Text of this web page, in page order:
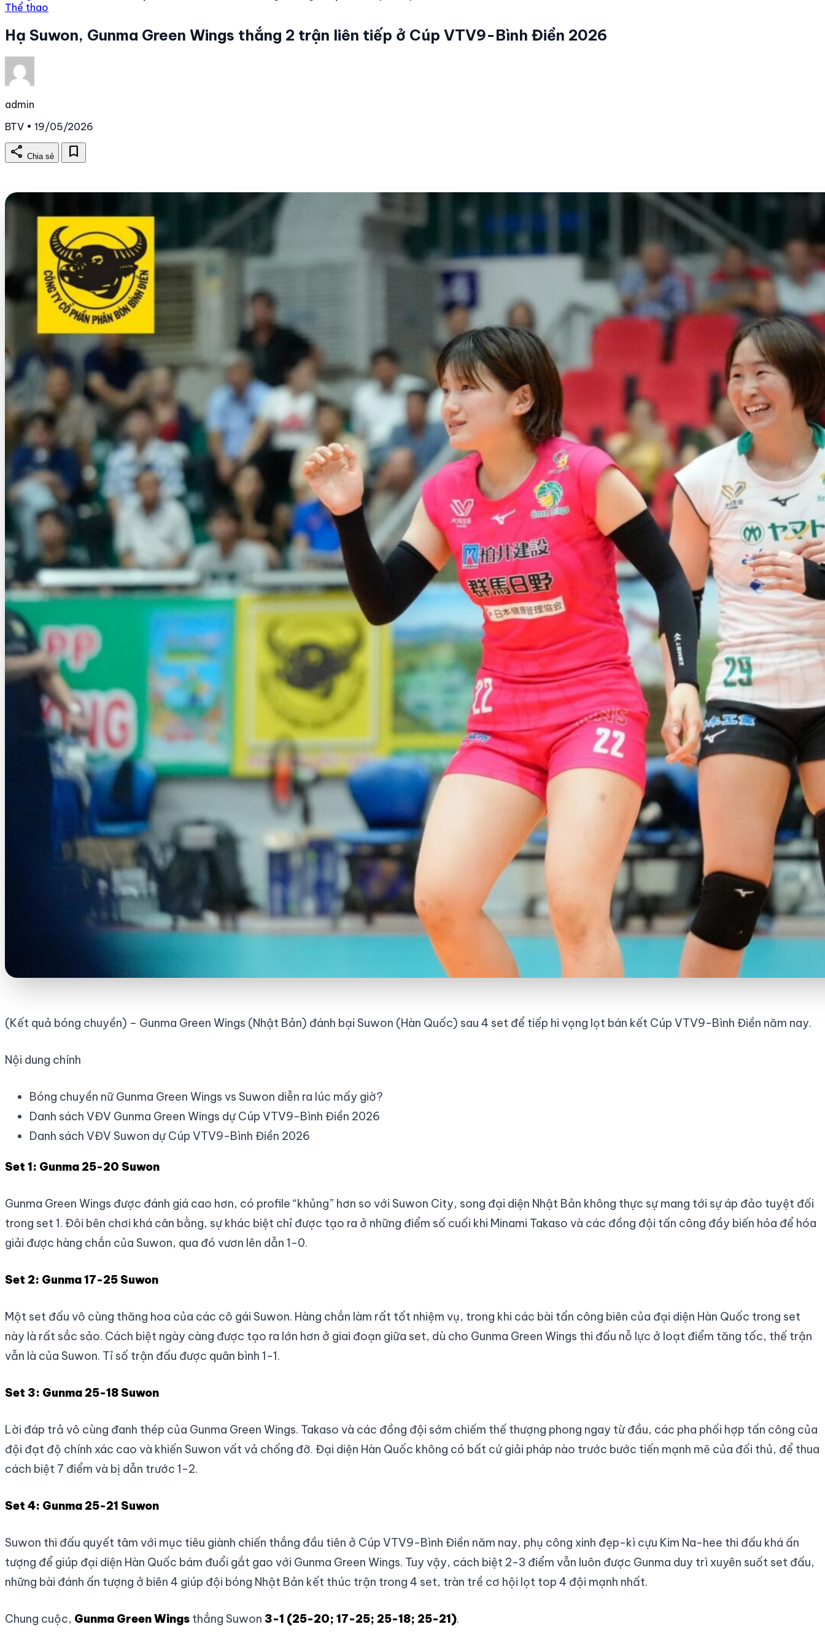
Thể thao
Hạ Suwon, Gunma Green Wings thắng 2 trận liên tiếp ở Cúp VTV9-Bình Điền 2026
admin
BTV • 19/05/2026
share Chia sẻ bookmark
(Kết quả bóng chuyền) – Gunma Green Wings (Nhật Bản) đánh bại Suwon (Hàn Quốc) sau 4 set để tiếp hi vọng lọt bán kết Cúp VTV9-Bình Điền năm nay.
Nội dung chính
Bóng chuyền nữ Gunma Green Wings vs Suwon diễn ra lúc mấy giờ?
Danh sách VĐV Gunma Green Wings dự Cúp VTV9-Bình Điền 2026
Danh sách VĐV Suwon dự Cúp VTV9-Bình Điền 2026
Set 1: Gunma 25-20 Suwon
Gunma Green Wings được đánh giá cao hơn, có profile “khủng” hơn so với Suwon City, song đại diện Nhật Bản không thực sự mang tới sự áp đảo tuyệt đối
trong set 1. Đôi bên chơi khá cân bằng, sự khác biệt chỉ được tạo ra ở những điểm số cuối khi Minami Takaso và các đồng đội tấn công đầy biến hóa để hóa
giải được hàng chắn của Suwon, qua đó vươn lên dẫn 1-0.
Set 2: Gunma 17-25 Suwon
Một set đấu vô cùng thăng hoa của các cô gái Suwon. Hàng chắn làm rất tốt nhiệm vụ, trong khi các bài tấn công biên của đại diện Hàn Quốc trong set
này là rất sắc sảo. Cách biệt ngày càng được tạo ra lớn hơn ở giai đoạn giữa set, dù cho Gunma Green Wings thi đấu nỗ lực ở loạt điểm tăng tốc, thế trận
vẫn là của Suwon. Tỉ số trận đấu được quân bình 1-1.
Set 3: Gunma 25-18 Suwon
Lời đáp trả vô cùng đanh thép của Gunma Green Wings. Takaso và các đồng đội sớm chiếm thế thượng phong ngay từ đầu, các pha phối hợp tấn công của
đội đạt độ chính xác cao và khiến Suwon vất vả chống đỡ. Đại diện Hàn Quốc không có bất cứ giải pháp nào trước bước tiến mạnh mẽ của đối thủ, để thua
cách biệt 7 điểm và bị dẫn trước 1-2.
Set 4: Gunma 25-21 Suwon
Suwon thi đấu quyết tâm với mục tiêu giành chiến thắng đầu tiên ở Cúp VTV9-Bình Điền năm nay, phụ công xinh đẹp-kì cựu Kim Na-hee thi đấu khá ấn
tượng để giúp đại diện Hàn Quốc bám đuổi gắt gao với Gunma Green Wings. Tuy vậy, cách biệt 2-3 điểm vẫn luôn được Gunma duy trì xuyên suốt set đấu,
những bài đánh ấn tượng ở biên 4 giúp đội bóng Nhật Bản kết thúc trận trong 4 set, tràn trề cơ hội lọt top 4 đội mạnh nhất.
Chung cuộc, Gunma Green Wings thắng Suwon 3-1 (25-20; 17-25; 25-18; 25-21).